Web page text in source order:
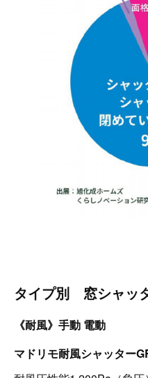
タイプ別 窓シャッ
《耐風》手動 電動
マドリモ耐風シャッター